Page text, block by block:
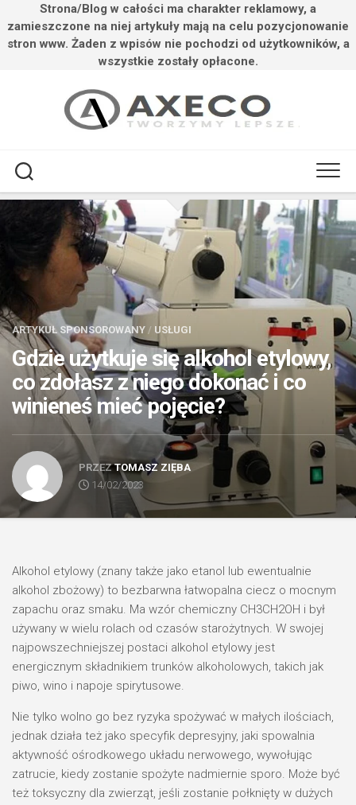
Strona/Blog w całości ma charakter reklamowy, a
zamieszczone na niej artykuły mają na celu pozycjonowanie
stron www. Żaden z wpisów nie pochodzi od użytkowników, a
wszystkie zostały opłacone.
ARTYKUŁ SPONSOROWANY / USŁUGI
Gdzie użytkuje się alkohol etylowy,
co zdołasz z niego dokonać i co
winieneś mieć pojęcie?
PRZEZTOMASZ ZIĘBA
14/02/2023
Alkohol etylowy (znany także jako etanol lub ewentualnie
alkohol zbożowy) to bezbarwna łatwopalna ciecz o mocnym
zapachu oraz smaku. Ma wzór chemiczny CH3CH2OH i był
używany w wielu rolach od czasów starożytnych. W swojej
najpowszechniejszej postaci alkohol etylowy jest
energicznym składnikiem trunków alkoholowych, takich jak
piwo, wino i napoje spirytusowe.
Nie tylko wolno go bez ryzyka spożywać w małych ilościach,
jednak działa też jako specyfik depresyjny, jaki spowalnia
aktywność ośrodkowego układu nerwowego, wywołując
zatrucie, kiedy zostanie spożyte nadmiernie sporo. Może być
też toksyczny dla zwierząt, jeśli zostanie połknięty w dużych